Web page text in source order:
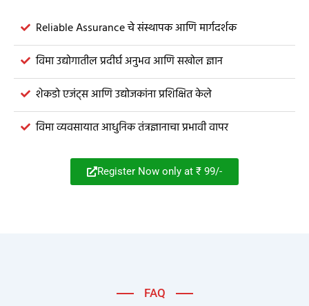
Reliable Assurance चे संस्थापक आणि मार्गदर्शक
विमा उद्योगातील प्रदीर्घ अनुभव आणि सखोल ज्ञान
शेकडो एजंट्स आणि उद्योजकांना प्रशिक्षित केले
विमा व्यवसायात आधुनिक तंत्रज्ञानाचा प्रभावी वापर
Register Now only at ₹ 99/-
FAQ